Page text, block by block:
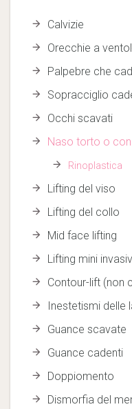
Calvizie
Orecchie a
Palpebre che
Sopracciglio
Occhi scavati
Naso torto o
Rinoplastica
Lifting del viso
Lifting del collo
Mid face lifting
Lifting mini
Contour-lift (non
Inestetismi delle
Guance scavate
Guance cadenti
Doppiomento
Dismorfia del